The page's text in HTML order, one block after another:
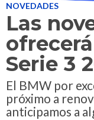
NOVEDADES
Las
Serie 3
El BMW por
próximo a
anticipamos a